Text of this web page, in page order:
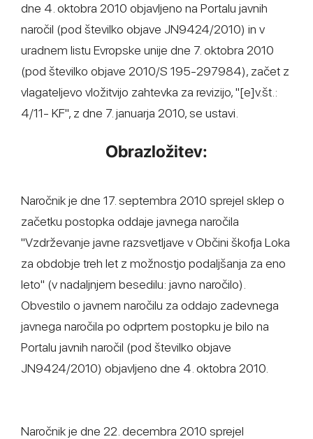
dne 4. oktobra 2010 objavljeno na Portalu javnih
naročil (pod številko objave JN9424/2010) in v
uradnem listu Evropske unije dne 7. oktobra 2010
(pod številko objave 2010/S 195-297984), začet z
vlagateljevo vložitvijo zahtevka za revizijo, "[e]v.št.:
4/11- KF", z dne 7. januarja 2010, se ustavi.
Obrazložitev:
Naročnik je dne 17. septembra 2010 sprejel sklep o
začetku postopka oddaje javnega naročila
"Vzdrževanje javne razsvetljave v Občini škofja Loka
za obdobje treh let z možnostjo podaljšanja za eno
leto" (v nadaljnjem besedilu: javno naročilo).
Obvestilo o javnem naročilu za oddajo zadevnega
javnega naročila po odprtem postopku je bilo na
Portalu javnih naročil (pod številko objave
JN9424/2010) objavljeno dne 4. oktobra 2010.
Naročnik je dne 22. decembra 2010 sprejel